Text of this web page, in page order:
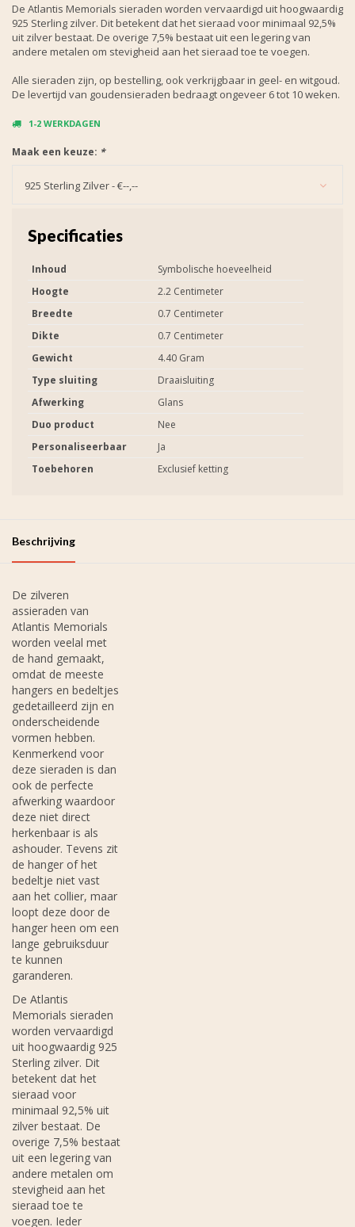
De Atlantis Memorials sieraden worden vervaardigd uit hoogwaardig
925 Sterling zilver. Dit betekent dat het sieraad voor minimaal 92,5%
uit zilver bestaat. De overige 7,5% bestaat uit een legering van
andere metalen om stevigheid aan het sieraad toe te voegen.
Alle sieraden zijn, op bestelling, ook verkrijgbaar in geel- en witgoud.
De levertijd van goudensieraden bedraagt ongeveer 6 tot 10 weken.
1-2 WERKDAGEN
Maak een keuze: *
925 Sterling Zilver - €--,--
Specificaties
Inhoud
Symbolische hoeveelheid
Hoogte
2.2 Centimeter
Breedte
0.7 Centimeter
Dikte
0.7 Centimeter
Gewicht
4.40 Gram
Type sluiting
Draaisluiting
Afwerking
Glans
Duo product
Nee
Personaliseerbaar
Ja
Toebehoren
Exclusief ketting
Beschrijving
De zilveren
assieraden van
Atlantis Memorials
worden veelal met
de hand gemaakt,
omdat de meeste
hangers en bedeltjes
gedetailleerd zijn en
onderscheidende
vormen hebben.
Kenmerkend voor
deze sieraden is dan
ook de perfecte
afwerking waardoor
deze niet direct
herkenbaar is als
ashouder. Tevens zit
de hanger of het
bedeltje niet vast
aan het collier, maar
loopt deze door de
hanger heen om een
lange gebruiksduur
te kunnen
garanderen.
De Atlantis
Memorials sieraden
worden vervaardigd
uit hoogwaardig 925
Sterling zilver. Dit
betekent dat het
sieraad voor
minimaal 92,5% uit
zilver bestaat. De
overige 7,5% bestaat
uit een legering van
andere metalen om
stevigheid aan het
sieraad toe te
voegen. Ieder